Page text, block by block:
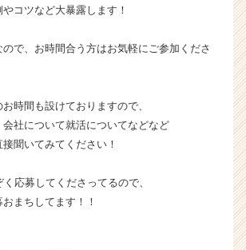
チ
ャ
（C
h
e
r
C
a
コツなど大暴露します！
で、お時間合う方はお気軽にご参加くださ
時間も設けておりますので、
会社について就活についてなどなど
聞いてみてください！
応募してくださってるので、
まちしてます！！